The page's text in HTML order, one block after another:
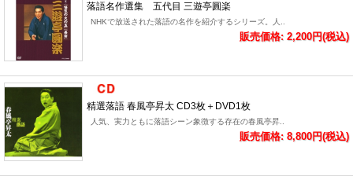
落語名作選集 五代目 三遊亭圓楽
NHKで放送された落語の名作を紹介するシリーズ。人..
販売価格: 2,200円(税込)
精選落語 春風亭昇太 CD3枚＋DVD1枚
人気、実力ともに落語シーン象徴する存在の春風亭昇..
販売価格: 8,800円(税込)